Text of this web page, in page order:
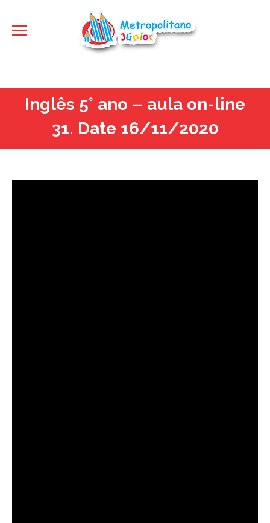
Inglês 5° ano – aula on-line
31. Date 16/11/2020